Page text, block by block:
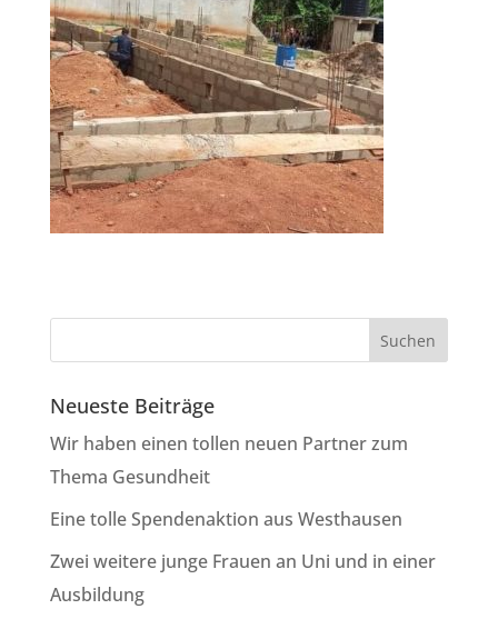
Neueste Beiträge
Wir haben einen tollen neuen Partner zum
Thema Gesundheit
Eine tolle Spendenaktion aus Westhausen
Zwei weitere junge Frauen an Uni und in einer
Ausbildung